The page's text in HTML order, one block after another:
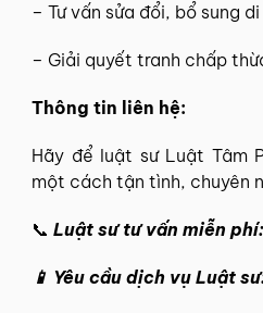
– Tư vấn sửa đổi, bổ sung
– Giải quyết tranh chấp
Thông tin liên hệ:
Hãy để luật sư Luật Tâm
một cách tận tình, chuyên
📞 Luật sư tư vấn miễn phí:
📱 Yêu cầu dịch vụ Luật